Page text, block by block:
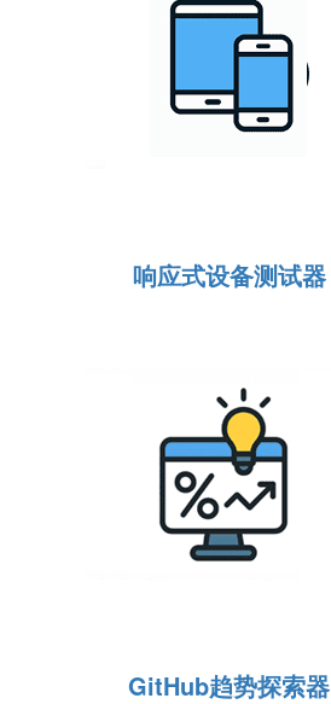
响应式设备测试器
GitHub趋势探索器